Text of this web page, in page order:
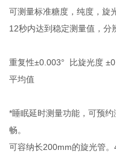
可测量标准糖度，纯度，旋
12秒内达到稳定测量值，分
重复性±0.003° 比旋光度
平均值
*睡眠延时测量功能，可预
畅。
可容纳长200mm的旋光管。